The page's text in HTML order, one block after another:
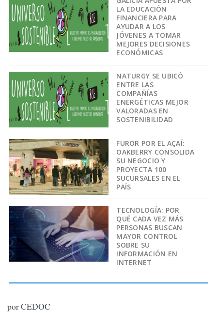
LA EDUCACIÓN
FINANCIERA PARA
AYUDAR A LOS
JÓVENES A TOMAR
MEJORES DECISIONES
ECONÓMICAS
NATURGY SE UBICÓ
ENTRE LAS
COMPAÑÍAS
ENERGÉTICAS MEJOR
VALORADAS EN
SOSTENIBILIDAD
FUROR POR EL AÇAÍ:
OAKBERRY CONSOLIDA
SU NEGOCIO Y
PROYECTA 100
SUCURSALES EN EL
PAÍS
TECNOLOGÍA: POR
QUÉ CADA VEZ MÁS
PERSONAS BUSCAN
MAYOR CONTROL
SOBRE SU
INFORMACIÓN EN
INTERNET
por CEDOC